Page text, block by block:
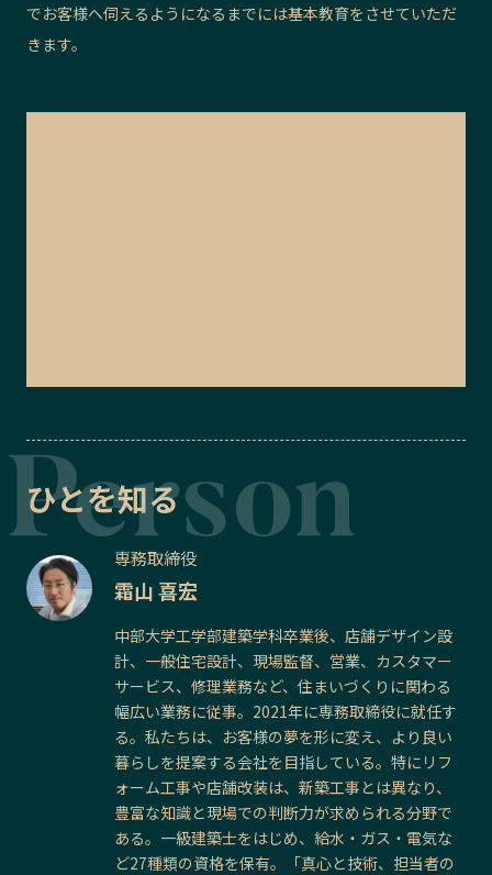
でお客様へ伺えるようになるまでには基本教育をさせていただ
きます。
ひとを知る
専務取締役
霜山 喜宏
中部大学工学部建築学科卒業後、店舗デザイン設
計、一般住宅設計、現場監督、営業、カスタマー
サービス、修理業務など、住まいづくりに関わる
幅広い業務に従事。2021年に専務取締役に就任す
る。私たちは、お客様の夢を形に変え、より良い
暮らしを提案する会社を目指している。特にリフ
ォーム工事や店舗改装は、新築工事とは異なり、
豊富な知識と現場での判断力が求められる分野で
ある。一級建築士をはじめ、給水・ガス・電気な
ど27種類の資格を保有。「真心と技術、担当者の